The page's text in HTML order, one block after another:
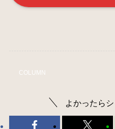
COLUMN
よかったら